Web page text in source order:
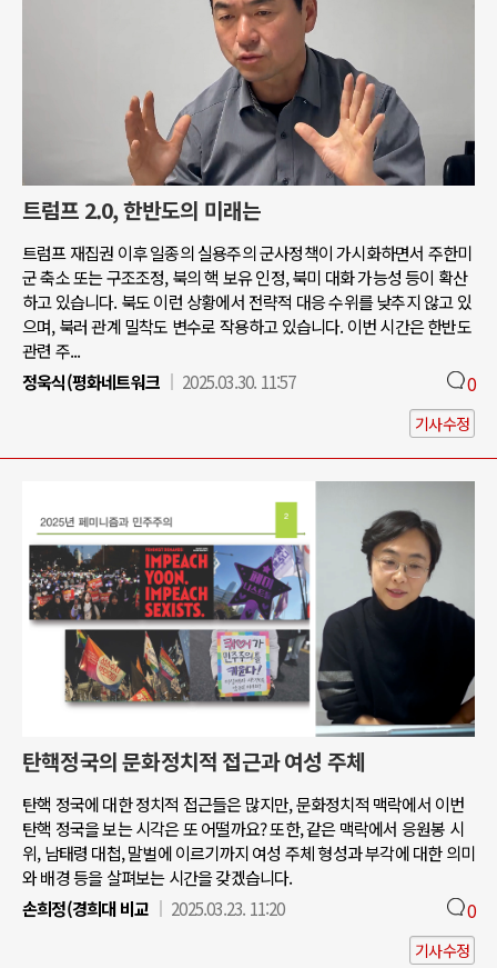
트럼프 2.0, 한반도의 미래는
트럼프 재집권 이후 일종의 실용주의 군사정책이 가시화하면서 주한미
군 축소 또는 구조조정, 북의 핵 보유 인정, 북미 대화 가능성 등이 확산
하고 있습니다. 북도 이런 상황에서 전략적 대응 수위를 낮추지 않고 있
으며, 북러 관계 밀착도 변수로 작용하고 있습니다. 이번 시간은 한반도
관련 주...
정욱식(평화네트워크
2025.03.30. 11:57 0
기사수정
탄핵정국의 문화정치적 접근과 여성 주체
탄핵 정국에 대한 정치적 접근들은 많지만, 문화정치적 맥락에서 이번
탄핵 정국을 보는 시각은 또 어떨까요? 또한, 같은 맥락에서 응원봉 시
위, 남태령 대첩, 말벌에 이르기까지 여성 주체 형성과 부각에 대한 의미
와 배경 등을 살펴보는 시간을 갖겠습니다.
손희정(경희대 비교
2025.03.23. 11:20 0
기사수정